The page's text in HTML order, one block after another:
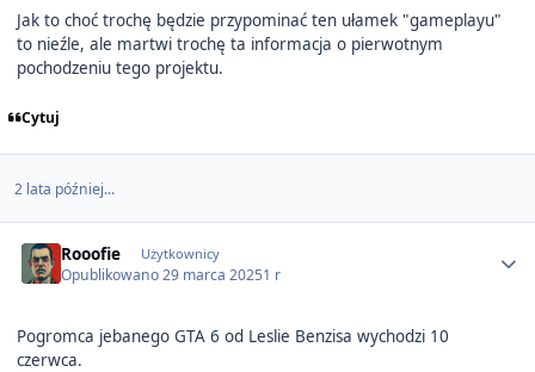
Jak to choć trochę będzie przypominać ten ułamek "gameplayu"
to nieźle, ale martwi trochę ta informacja o pierwotnym
pochodzeniu tego projektu.
Cytuj
2 lata później...
Rooofie Użytkownicy
Opublikowano29 marca 20251 r
Pogromca jebanego GTA 6 od Leslie Benzisa wychodzi 10
czerwca.